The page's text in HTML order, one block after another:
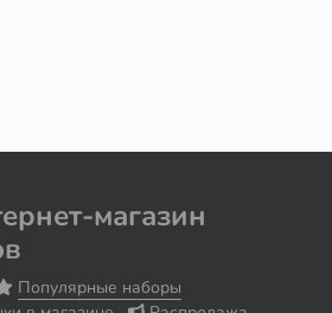
магазин
Популярные наборы